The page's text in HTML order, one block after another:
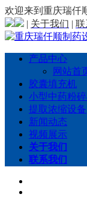
欢迎来到重庆瑞仟
| 关于我们 | 联
产品中心
网站首
胶囊填充机
小型中药粉
提取浓缩设备
新闻动态
视频展示
关于我们
联系我们